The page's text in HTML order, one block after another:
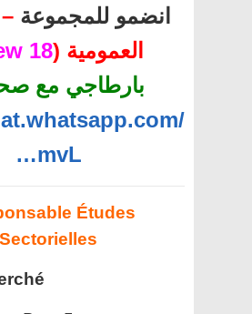
انضمو للمجموعة
العمومية (18 New
بارطاجي مع
…mvL
Études
Sectorielles